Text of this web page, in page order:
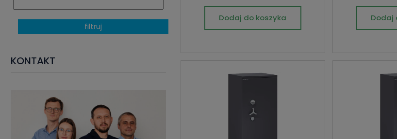
filtruj
KONTAKT
Dodaj do koszyka Dodaj